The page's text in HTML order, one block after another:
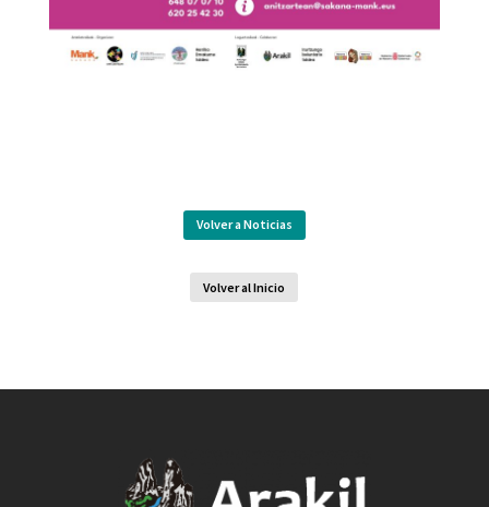
Volver a Noticias
Volver al Inicio